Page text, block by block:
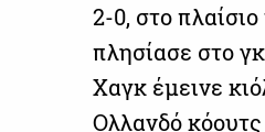
2-0, στο
πλησίασε στο
Χαγκ έμεινε
Ολλανδό κόουτς